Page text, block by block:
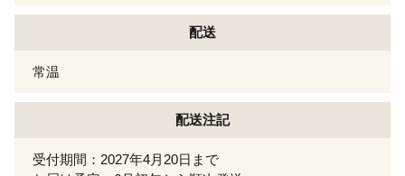
配送
常温
配送注記
受付期間：2027年4月20日まで